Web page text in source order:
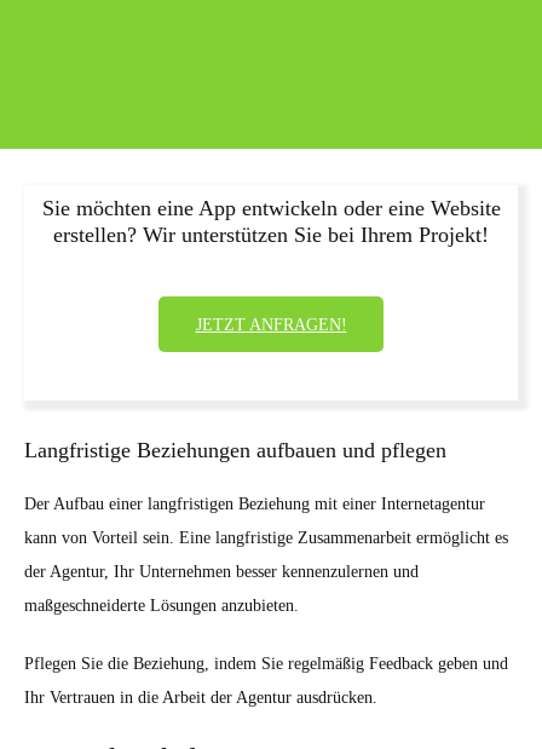
Sie möchten eine App entwickeln oder eine Website
erstellen? Wir unterstützen Sie bei Ihrem Projekt!
JETZT ANFRAGEN!
Langfristige Beziehungen aufbauen und pflegen
Der Aufbau einer langfristigen Beziehung mit einer Internetagentur
kann von Vorteil sein. Eine langfristige Zusammenarbeit ermöglicht es
der Agentur, Ihr Unternehmen besser kennenzulernen und
maßgeschneiderte Lösungen anzubieten.
Pflegen Sie die Beziehung, indem Sie regelmäßig Feedback geben und
Ihr Vertrauen in die Arbeit der Agentur ausdrücken.